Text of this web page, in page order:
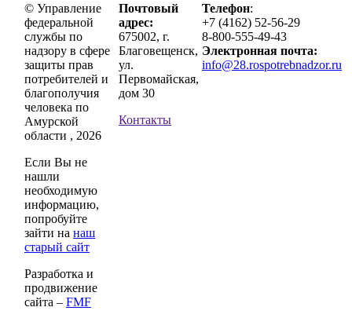
© Управление
федеральной
службы по
надзору в сфере
защиты прав
потребителей и
благополучия
человека по
Амурской
области , 2026
Если Вы не
нашли
необходимую
информацию,
попробуйте
зайти на наш
старый сайт
Разработка и
продвижение
сайта – FMF
Почтовый
адрес:
675002, г.
Благовещенск,
ул.
Первомайская,
дом 30
Контакты
Телефон:
+7 (4162) 52-56-29
8-800-555-49-43
Электронная почта:
info@28.rospotrebnadzor.ru